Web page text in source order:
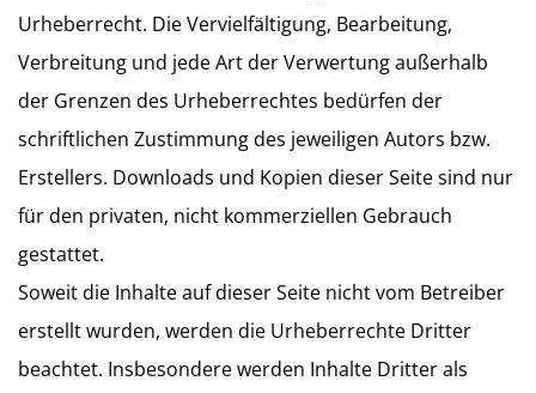
Urheberrecht. Die Vervielfältigung, Bearbeitung,
Verbreitung und jede Art der Verwertung außerhalb
der Grenzen des Urheberrechtes bedürfen der
schriftlichen Zustimmung des jeweiligen Autors bzw.
Erstellers. Downloads und Kopien dieser Seite sind nur
für den privaten, nicht kommerziellen Gebrauch
gestattet.
Soweit die Inhalte auf dieser Seite nicht vom Betreiber
erstellt wurden, werden die Urheberrechte Dritter
beachtet. Insbesondere werden Inhalte Dritter als